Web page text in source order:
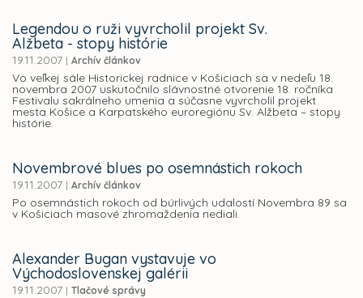
Legendou o ruži vyvrcholil projekt Sv.
Alžbeta - stopy histórie
19.11.2007 | Archív článkov
Vo veľkej sále Historickej radnice v Košiciach sa v nedeľu 18.
novembra 2007 uskutočnilo slávnostné otvorenie 18. ročníka
Festivalu sakrálneho umenia a súčasne vyvrcholil projekt
mesta Košice a Karpatského euroregiónu Sv. Alžbeta – stopy
histórie.
Novembrové blues po osemnástich rokoch
19.11.2007 | Archív článkov
Po osemnástich rokoch od búrlivých udalostí Novembra 89 sa
v Košiciach masové zhromaždenia nediali.
Alexander Bugan vystavuje vo
Východoslovenskej galérii
19.11.2007 | Tlačové správy